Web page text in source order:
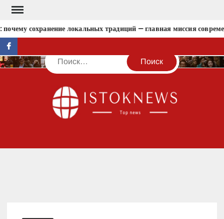
Перейти
содержимомусохранение локальных традиций — главная миссия
facebook
Поиск